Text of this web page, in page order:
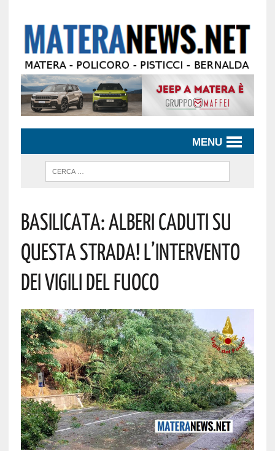
MENU
Basilicata: Alberi Caduti Su
Questa Strada! L’intervento
Dei Vigili Del Fuoco